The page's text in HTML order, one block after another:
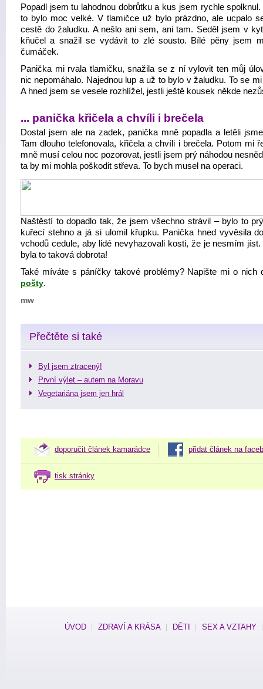
Popadl jsem tu lahodnou dobrůtku a kus jsem rychle
to bylo moc velké. V tlamičce už bylo prázdno, ale ucpalo
cestě do žaludku. A nešlo ani sem, ani tam. Seděl jsem v
kňučel a snažil se vydávit to zlé sousto. Bílé pěny jsem
čumáček.
Panička mi rvala tlamičku, snažila se z ní vylovit ten můj
nic nepomáhalo. Najednou lup a už to bylo v žaludku. To se
A hned jsem se vesele rozhlížel, jestli ještě kousek někde
... panička křičela a chvíli i brečela
Dostal jsem ale na zadek, panička mně popadla a letěli
Tam dlouho telefonovala, křičela a chvíli i brečela. Potom mi
mně musí celou noc pozorovat, jestli jsem prý náhodou
ta by mi mohla poškodit střeva. To bych musel na operaci.
Naštěstí to dopadlo tak, že jsem všechno strávil – bylo to
kuřecí stehno a já si ulomil křupku. Panička hned vyvěsila
vchodů cedule, aby lidé nevyhazovali kosti, že je nesmím jíst.
byla to taková dobrota!
Také míváte s páníčky takové problémy? Napište mi o nich
pošty.
mw
Přečtěte si také
Byl jsem ztracený!
První výlet – autem na Moravu
Vegetariána jsem jen hrál
doporučit článek kamarádce přidat článek na
tisk stránky
ÚVOD ZDRAVÍ A KRÁSA DĚTI SEX A VZTAHY